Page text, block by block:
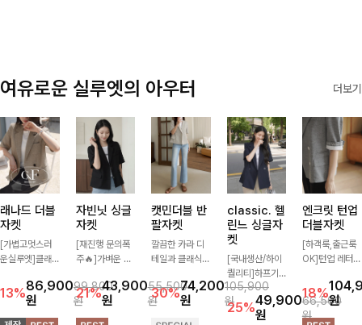
여유로운 실루엣의 아우터 더보기
래나드 더블
자켓
[가볍고멋스러
운실루엣]클래
하게 걸치기 좋
은 반팔 자켓-자
주 입게 될 깔끔
13%86,900
원
99,800
원
자빈닛 싱글
자켓
[재진행 문의폭
주🔥]가벼운 소
기만 해도 캐주
얼한 무드를 만
들어주며 반팔
21%43,900
원
55,500
원
캣민더블 반
팔자켓
깔끔한 카라 디
테일과 클래식한
인으로 세련된
무드를 완성한
30%74,200
원
105,900
원
classic. 헬
린느 싱글자
켓
[국내생산/하이
퀄리티]하프기
장의 부담스럽지
않은 기장으로
클래식이 주는
25%49,900
원
66,500
원
엔크릿 턴업
더블자켓
[하객룩,출근룩
OK]턴업 레터링
있게 완성된 썸
머 자켓, 더블버
튼 디자인으로
18%원